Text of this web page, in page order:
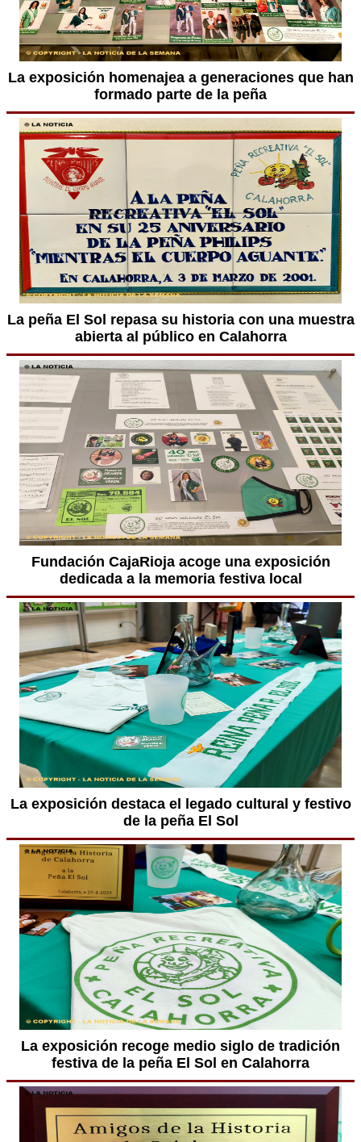
La exposición homenajea a generaciones que han
formado parte de la peña
La peña El Sol repasa su historia con una muestra
abierta al público en Calahorra
Fundación CajaRioja acoge una exposición
dedicada a la memoria festiva local
La exposición destaca el legado cultural y festivo
de la peña El Sol
La exposición recoge medio siglo de tradición
festiva de la peña El Sol en Calahorra